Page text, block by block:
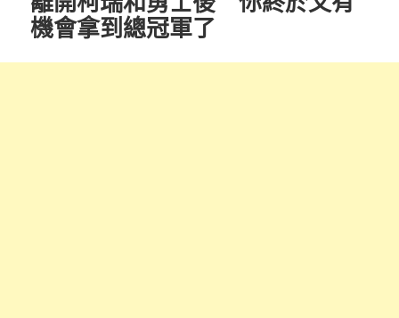
機會拿到總冠軍了